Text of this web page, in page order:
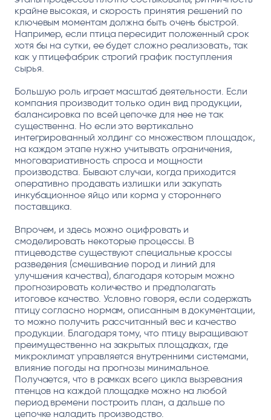
крайне высокая, и скорость принятия решений по
ключевым моментам должна быть очень быстрой.
Например, если птица пересидит положенный срок
хотя бы на сутки, ее будет сложно реализовать, так
как у птицефабрик строгий график поступления
сырья.
Большую роль играет масштаб деятельности. Если
компания производит только один вид продукции,
балансировка по всей цепочке для нее не так
существенна. Но если это вертикально
интегрированный холдинг со множеством площадок,
на каждом этапе нужно учитывать ограничения,
многовариативность спроса и мощности
производства. Бывают случаи, когда приходится
оперативно продавать излишки или закупать
инкубационное яйцо или корма у стороннего
поставщика.
Впрочем, и здесь можно оцифровать и
смоделировать некоторые процессы. В
птицеводстве существуют специальные кроссы
разведения (смешивание пород и линий для
улучшения качества), благодаря которым можно
прогнозировать количество и предполагать
итоговое качество. Условно говоря, если содержать
птицу согласно нормам, описанным в документации,
то можно получить рассчитанный вес и качество
продукции. Благодаря тому, что птицу выращивают
преимущественно на закрытых площадках, где
микроклимат управляется внутренними системами,
влияние погоды на прогнозы минимальное.
Получается, что в рамках всего цикла вызревания
птенцов на каждой площадке можно на любой
период времени построить план, а дальше по
цепочке наладить производство.